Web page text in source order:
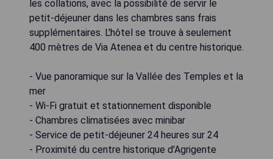
les collations, avec la possibilité de servir le
petit-déjeuner dans les chambres sans frais
supplémentaires. L'hôtel se trouve à seulement
400 mètres de Via Atenea et du centre historique.
- Vue panoramique sur la Vallée des Temples et la
mer
- Wi-Fi gratuit et stationnement disponible
- Chambres climatisées avec minibar
- Service de petit-déjeuner 24 heures sur 24
- Proximité du centre historique d'Agrigente